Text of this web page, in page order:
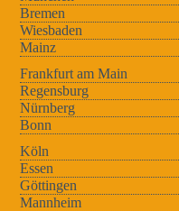
Bremen
Wiesbaden
Mainz
Frankfurt am Main
Regensburg
Nürnberg
Bonn
Köln
Essen
Göttingen
Mannheim